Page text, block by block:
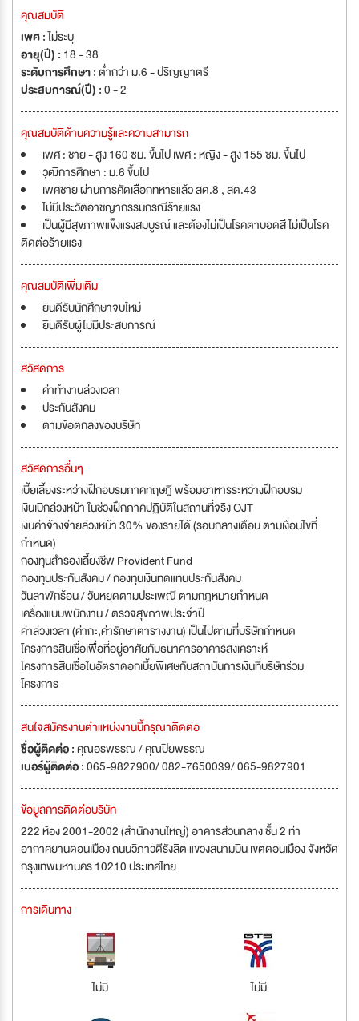
คุณสมบัติ
เพศ :ไม่ระบุ
อายุ(ปี) : 18 - 38
ระดับการศึกษา :ต่ำกว่า ม.6 - ปริญญาตรี
ประสบการณ์(ปี) :0 - 2
คุณสมบัติด้านความรู้และความสามารถ
เพศ : ชาย - สูง 160 ซม. ขึ้นไป เพศ : หญิง - สูง 155 ซม. ขึ้นไป
วุฒิการศึกษา : ม.6 ขึ้นไป
เพศชาย ผ่านการคัดเลือกทหารแล้ว สด.8 , สด.43
ไม่มีประวัติอาชญากรรมกรณีร้ายแรง
เป็นผู้มีสุขภาพแข็งแรงสมบูรณ์ และต้องไม่เป็นโรคตาบอดสี ไม่เป็นโรค
ติดต่อร้ายแรง
คุณสมบัติเพิ่มเติม
ยินดีรับนักศึกษาจบใหม่
ยินดีรับผู้ไม่มีประสบการณ์
สวัสดิการ
ค่าทำงานล่วงเวลา
ประกันสังคม
ตามข้อตกลงของบริษัท
สวัสดิการอื่นๆ
เบี้ยเลี้ยงระหว่างฝึกอบรมภาคทฤษฎี พร้อมอาหารระหว่างฝึกอบรม
เงินเบิกล่วงหน้า ในช่วงฝึกภาคปฏิบัติในสถานที่จริง OJT
เงินค่าจ้างจ่ายล่วงหน้า 30% ของรายได้ (รอบกลางเดือน ตามเงื่อนไขที่
กำหนด)
กองทุนสํารองเลี้ยงชีพ Provident Fund
กองทุนประกันสังคม / กองทุนเงินทดแทนประกันสังคม
วันลาพักร้อน / วันหยุดตามประเพณี ตามกฎหมายกำหนด
เครื่องแบบพนักงาน / ตรวจสุขภาพประจำปี
ค่าล่วงเวลา (ค่ากะ,ค่ารักษาตารางงาน) เป็นไปตามที่บริษัทกำหนด
โครงการสินเชื่อเพื่อที่อยู่อาศัยกับธนาคารอาคารสงเคราะห์
โครงการสินเชื่อในอัตราดอกเบี้ยพิเศษกับสถาบันการเงินที่บริษัทร่วม
โครงการ
สนใจสมัครงานตำแหน่งงานนี้กรุณาติดต่อ
ชื่อผู้ติดต่อ :คุณอรพรรณ / คุณปิยพรรณ
เบอร์ผู้ติดต่อ :065-9827900/ 082-7650039/ 065-9827901
ข้อมูลการติดต่อบริษัท
222 ห้อง 2001-2002 (สำนักงานใหญ่) อาคารส่วนกลาง ชั้น 2 ท่า
อากาศยานดอนเมือง ถนนวิภาวดีรังสิต แขวงสนามบิน เขตดอนเมือง จังหวัด
กรุงเทพมหานคร 10210 ประเทศไทย
การเดินทาง
ไม่มี ไม่มี